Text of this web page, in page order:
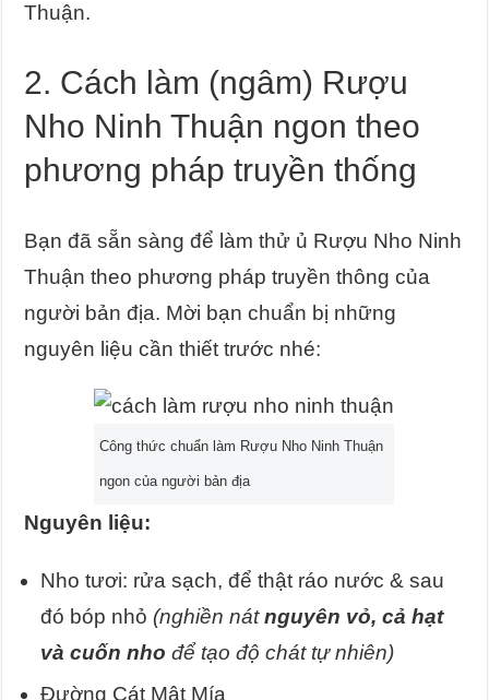
Thuận.
2. Cách làm (ngâm) Rượu
Nho Ninh Thuận ngon theo
phương pháp truyền thống
Bạn đã sẵn sàng để làm thử ủ Rượu Nho Ninh
Thuận theo phương pháp truyền thông của
người bản địa. Mời bạn chuẩn bị những
nguyên liệu cần thiết trước nhé:
Công thức chuẩn làm Rượu Nho Ninh Thuận
ngon của người bản địa
Nguyên liệu:
Nho tươi: rửa sạch, để thật ráo nước & sau
đó bóp nhỏ (nghiền nátnguyên vỏ, cả hạt
và cuốn nho để tạo độ chát tự nhiên)
Đường Cát Mật Mía